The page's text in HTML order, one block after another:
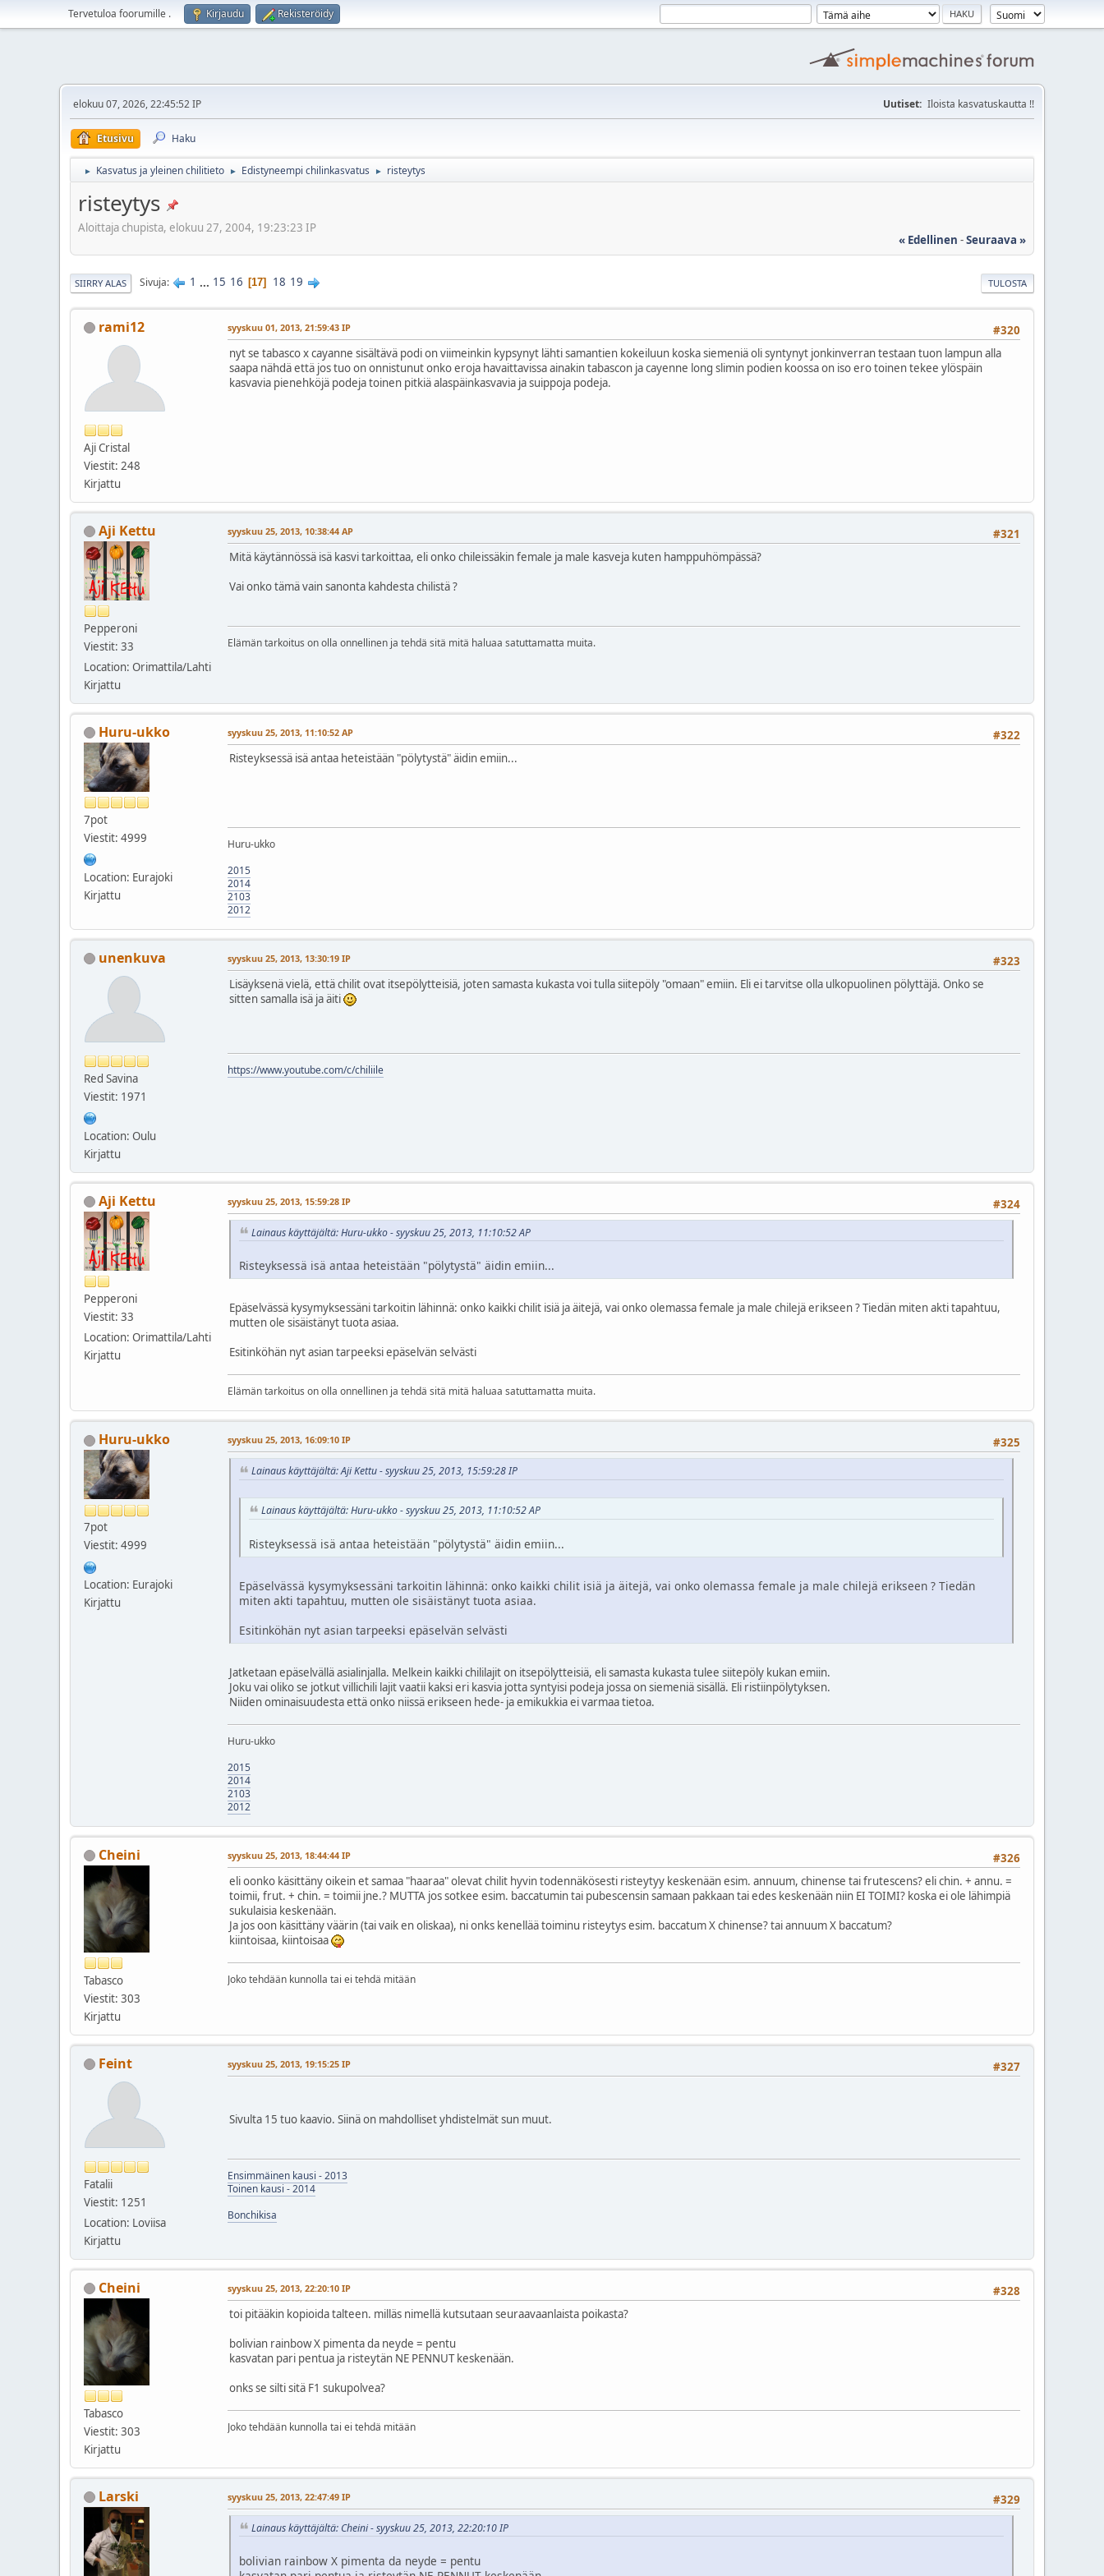
Tervetuloa foorumille . Kirjaudu Rekisteröidy
elokuu 07, 2026, 22:45:52 IP Uutiset: Iloista kasvatuskautta !!
Etusivu Haku
► Kasvatus ja yleinen chilitieto ► Edistyneempi chilinkasvatus ► risteytys
risteytys
Aloittaja chupista, elokuu 27, 2004, 19:23:23 IP
« Edellinen -Seuraava »
TULOSTA
SIIRRY ALAS Sivuja 1 ... 15 16 17 18 19
rami12
Aji Cristal
Viestit: 248
Kirjattu
#320
syyskuu 01, 2013, 21:59:43 IP
nyt se tabasco x cayanne sisältävä podi on viimeinkin kypsynyt lähti samantien kokeiluun koska siemeniä oli syntynyt jonkinverran testaan tuon lampun alla
saapa nähdä että jos tuo on onnistunut onko eroja havaittavissa ainakin tabascon ja cayenne long slimin podien koossa on iso ero toinen tekee ylöspäin
kasvavia pienehköjä podeja toinen pitkiä alaspäinkasvavia ja suippoja podeja.
Aji Kettu
Pepperoni
Viestit: 33
Location: Orimattila/Lahti
Kirjattu
#321
syyskuu 25, 2013, 10:38:44 AP
Mitä käytännössä isä kasvi tarkoittaa, eli onko chileissäkin female ja male kasveja kuten hamppuhömpässä?
Vai onko tämä vain sanonta kahdesta chilistä ?
Elämän tarkoitus on olla onnellinen ja tehdä sitä mitä haluaa satuttamatta muita.
Huru-ukko
7pot
Viestit: 4999
Location: Eurajoki
Kirjattu
#322
syyskuu 25, 2013, 11:10:52 AP
Risteyksessä isä antaa heteistään "pölytystä" äidin emiin...
Huru-ukko
2015
2014
2103
2012
unenkuva
Red Savina
Viestit: 1971
Location: Oulu
Kirjattu
#323
syyskuu 25, 2013, 13:30:19 IP
Lisäyksenä vielä, että chilit ovat itsepölytteisiä, joten samasta kukasta voi tulla siitepöly "omaan" emiin. Eli ei tarvitse olla ulkopuolinen pölyttäjä. Onko se
sitten samalla isä ja äiti
https://www.youtube.com/c/chiliile
Aji Kettu
Pepperoni
Viestit: 33
Location: Orimattila/Lahti
Kirjattu
#324
syyskuu 25, 2013, 15:59:28 IP
Lainaus käyttäjältä: Huru-ukko - syyskuu 25, 2013, 11:10:52 AP
Risteyksessä isä antaa heteistään "pölytystä" äidin emiin...
Epäselvässä kysymyksessäni tarkoitin lähinnä: onko kaikki chilit isiä ja äitejä, vai onko olemassa female ja male chilejä erikseen ? Tiedän miten akti tapahtuu,
mutten ole sisäistänyt tuota asiaa.
Esitinköhän nyt asian tarpeeksi epäselvän selvästi
Elämän tarkoitus on olla onnellinen ja tehdä sitä mitä haluaa satuttamatta muita.
Huru-ukko
7pot
Viestit: 4999
Location: Eurajoki
Kirjattu
#325
syyskuu 25, 2013, 16:09:10 IP
Lainaus käyttäjältä: Aji Kettu - syyskuu 25, 2013, 15:59:28 IP
Lainaus käyttäjältä: Huru-ukko - syyskuu 25, 2013, 11:10:52 AP
Risteyksessä isä antaa heteistään "pölytystä" äidin emiin...
Epäselvässä kysymyksessäni tarkoitin lähinnä: onko kaikki chilit isiä ja äitejä, vai onko olemassa female ja male chilejä erikseen ? Tiedän
miten akti tapahtuu, mutten ole sisäistänyt tuota asiaa.
Esitinköhän nyt asian tarpeeksi epäselvän selvästi
Jatketaan epäselvällä asialinjalla. Melkein kaikki chililajit on itsepölytteisiä, eli samasta kukasta tulee siitepöly kukan emiin.
Joku vai oliko se jotkut villichili lajit vaatii kaksi eri kasvia jotta syntyisi podeja jossa on siemeniä sisällä. Eli ristiinpölytyksen.
Niiden ominaisuudesta että onko niissä erikseen hede- ja emikukkia ei varmaa tietoa.
Huru-ukko
2015
2014
2103
2012
Cheini
Tabasco
Viestit: 303
Kirjattu
#326
syyskuu 25, 2013, 18:44:44 IP
eli oonko käsittäny oikein et samaa "haaraa" olevat chilit hyvin todennäkösesti risteytyy keskenään esim. annuum, chinense tai frutescens? eli chin. + annu. =
toimii, frut. + chin. = toimii jne.? MUTTA jos sotkee esim. baccatumin tai pubescensin samaan pakkaan tai edes keskenään niin EI TOIMI? koska ei ole lähimpiä
sukulaisia keskenään.
Ja jos oon käsittäny väärin (tai vaik en oliskaa), ni onks kenellää toiminu risteytys esim. baccatum X chinense? tai annuum X baccatum?
kiintoisaa, kiintoisaa
Joko tehdään kunnolla tai ei tehdä mitään
Feint
Fatalii
Viestit: 1251
Location: Loviisa
Kirjattu
#327
syyskuu 25, 2013, 19:15:25 IP
Sivulta 15 tuo kaavio. Siinä on mahdolliset yhdistelmät sun muut.
Ensimmäinen kausi - 2013
Toinen kausi - 2014
Bonchikisa
Cheini
Tabasco
Viestit: 303
Kirjattu
#328
syyskuu 25, 2013, 22:20:10 IP
toi pitääkin kopioida talteen. milläs nimellä kutsutaan seuraavaanlaista poikasta?
bolivian rainbow X pimenta da neyde = pentu
kasvatan pari pentua ja risteytän NE PENNUT keskenään.
onks se silti sitä F1 sukupolvea?
Joko tehdään kunnolla tai ei tehdä mitään
Larski #329
syyskuu 25, 2013, 22:47:49 IP
Lainaus käyttäjältä: Cheini - syyskuu 25, 2013, 22:20:10 IP
bolivian rainbow X pimenta da neyde = pentu